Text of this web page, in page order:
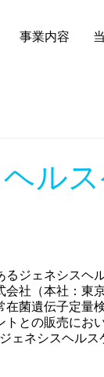
事業内容
ル
るジェネシスヘ
社（本社：東
菌遺伝子定量
との販売にお
ェネシスヘル